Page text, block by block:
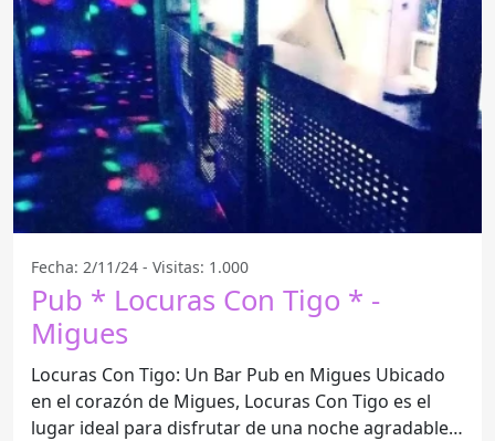
Fecha: 2/11/24 - Visitas: 1.000
Pub * Locuras Con Tigo * -
Migues
Locuras Con Tigo: Un Bar Pub en Migues Ubicado
en el corazón de Migues, Locuras Con Tigo es el
lugar ideal para disfrutar de una noche agradable